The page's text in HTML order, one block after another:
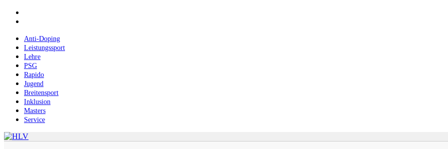
Skip
contentAnti-Doping
Leistungssport
Lehre
PSG
Rapido
Jugend
Breitensport
Inklusion
Masters
Service